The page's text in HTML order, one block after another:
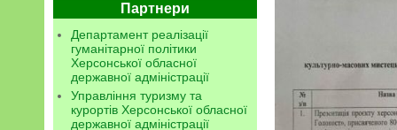
Партнери
Департамент реалізації
гуманітарної політики
Херсонської обласної
державної адміністрації
Управління туризму та
курортів Херсонської обласної
державної адміністрації